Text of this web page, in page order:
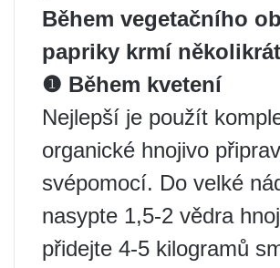
Během vegetačního
papriky krmí
❶ Během kvetení
Nejlepší je použít
organické hnojivo
svépomocí. Do velké
nasypte 1,5-2 vědra
přidejte 4-5 kilogramů